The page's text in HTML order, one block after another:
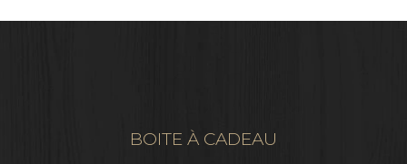
BOITE À CADEAU